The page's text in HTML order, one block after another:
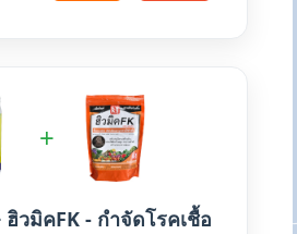
+
วมิคFK - กำจัดโรคเชื้อ